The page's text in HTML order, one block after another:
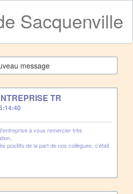
Sacquenville
message
TR
à vous remercier très
positifs de la part de nos collègues, c’était